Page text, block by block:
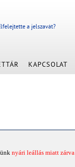
a jelszavát?
KAPCSOLAT
nyári leállás miatt zárva